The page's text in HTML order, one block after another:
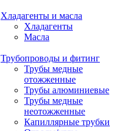
Хладагенты и масла
Хладагенты
Масла
Трубопроводы и фитинг
Трубы медные
отожженные
Трубы алюминиевые
Трубы медные
неотожженные
Капиллярные трубки